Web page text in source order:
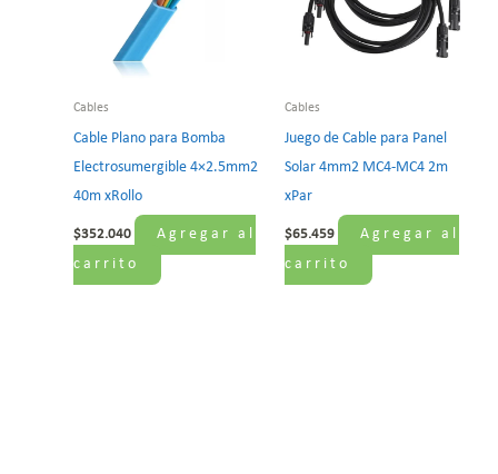
Cables
Cable Plano para Bomba
Electrosumergible 4×2.5mm2
40m xRollo
$352.040
Agregar al
carrito
Cables
Juego de Cable para Panel
Solar 4mm2 MC4-MC4 2m
xPar
$65.459
Agregar al
carrito